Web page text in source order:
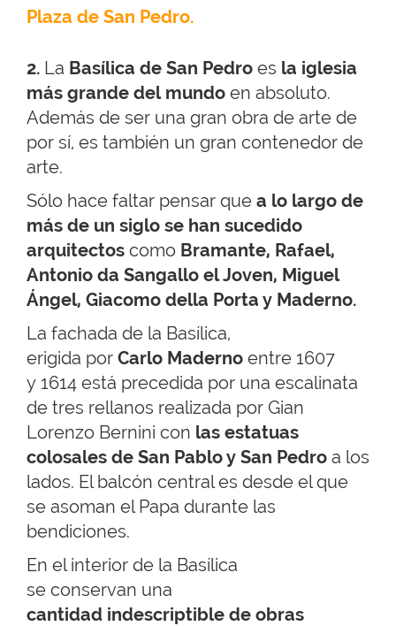
Plaza de San Pedro.
2. La Basílica de San Pedro es la iglesia
más grande del mundo en absoluto.
Además de ser una gran obra de arte de
por sí, es también un gran contenedor de
arte.
Sólo hace faltar pensar que a lo largo de
más de un siglo se han sucedido
arquitectos como Bramante, Rafael,
Antonio da Sangallo el Joven, Miguel
Ángel, Giacomo della Porta y Maderno.
La fachada de la Basílica,
erigida por Carlo Maderno entre 1607
y 1614 está precedida por una escalinata
de tres rellanos realizada por Gian
Lorenzo Bernini con las estatuas
colosales de San Pablo y San Pedro a los
lados. El balcón central es desde el que
se asoman el Papa durante las
bendiciones.
En el interior de la Basílica
se conservan una
cantidad indescriptible de obras